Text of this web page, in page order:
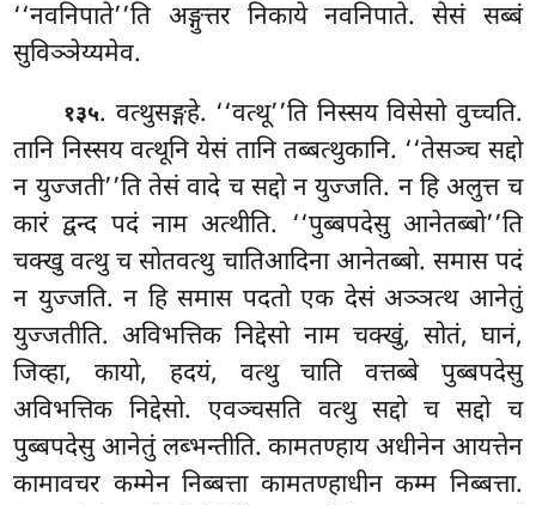
‘‘नवनिपाते’’ति अङ्गुत्तर निकाये नवनिपाते. सेसं सब्बं
सुविञ्ञेय्यमेव.
१३५. वत्थुसङ्गहे. ‘‘वत्थू’’ति निस्सय विसेसो वुच्चति.
तानि निस्सय वत्थूनि येसं तानि तब्बत्थुकानि. ‘‘तेसञ्च सद्दो
न युज्जती’’ति तेसं वादे च सद्दो न युज्जति. न हि अलुत्त च
कारं द्वन्द पदं नाम अत्थीति. ‘‘पुब्बपदेसु आनेतब्बो’’ति
चक्खु वत्थु च सोतवत्थु चातिआदिना आनेतब्बो. समास पदं
न युज्जति. न हि समास पदतो एक देसं अञ्ञत्थ आनेतुं
युज्जतीति. अविभत्तिक निद्देसो नाम चक्खुं, सोतं, घानं,
जिव्हा, कायो, हदयं, वत्थु चाति वत्तब्बे पुब्बपदेसु
अविभत्तिक निद्देसो. एवञ्चसति वत्थु सद्दो च सद्दो च
पुब्बपदेसु आनेतुं लब्भन्तीति. कामतण्हाय अधीनेन आयत्तेन
कामावचर कम्मेन निब्बत्ता कामतण्हाधीन कम्म निब्बत्ता.